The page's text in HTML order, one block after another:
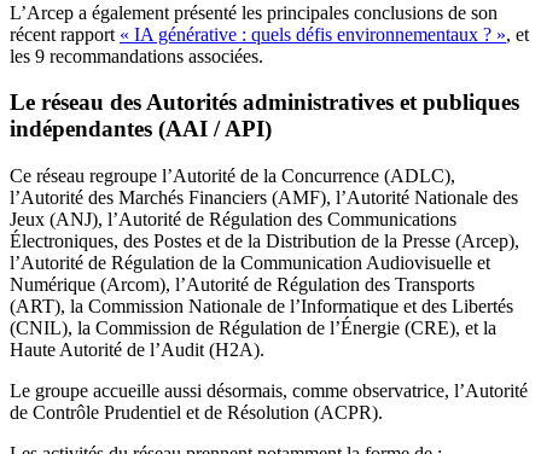
L’Arcep a également présenté les principales conclusions de son
récent rapport « IA générative : quels défis environnementaux ? », et
les 9 recommandations associées.
Le réseau des Autorités administratives et publiques
indépendantes (AAI / API)
Ce réseau regroupe l’Autorité de la Concurrence (ADLC),
l’Autorité des Marchés Financiers (AMF), l’Autorité Nationale des
Jeux (ANJ), l’Autorité de Régulation des Communications
Électroniques, des Postes et de la Distribution de la Presse (Arcep),
l’Autorité de Régulation de la Communication Audiovisuelle et
Numérique (Arcom), l’Autorité de Régulation des Transports
(ART), la Commission Nationale de l’Informatique et des Libertés
(CNIL), la Commission de Régulation de l’Énergie (CRE), et la
Haute Autorité de l’Audit (H2A).
Le groupe accueille aussi désormais, comme observatrice, l’Autorité
de Contrôle Prudentiel et de Résolution (ACPR).